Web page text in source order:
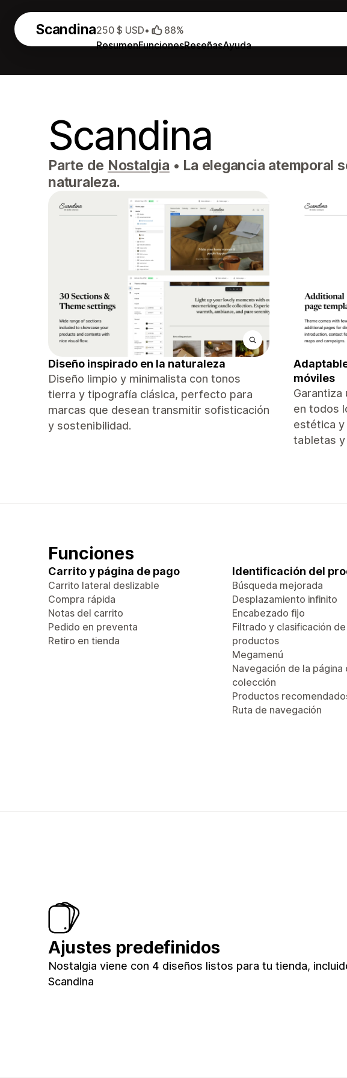
Scandina
ResumenFuncionesReseñasAyuda
250 $ USD• 88%
Scandina
Parte de Nostalgia • La elegancia atemporal
naturaleza.
Diseño inspirado en la naturaleza
Diseño limpio y minimalista con tonos
tierra y tipografía clásica, perfecto para
marcas que desean transmitir sofisticación
y sostenibilidad.
móviles
Garantiza
en todos
estética y
tabletas
Funciones
Carrito y página de pago
Carrito lateral deslizable
Compra rápida
Notas del carrito
Pedido en preventa
Retiro en tienda
Identificación del
Búsqueda mejorada
Desplazamiento infinito
Encabezado fijo
Filtrado y clasificación
productos
Megamenú
Navegación de la página
colección
Productos
Ruta de navegación
Ajustes predefinidos
Nostalgia viene con 4 diseños listos para tu tienda,
Scandina